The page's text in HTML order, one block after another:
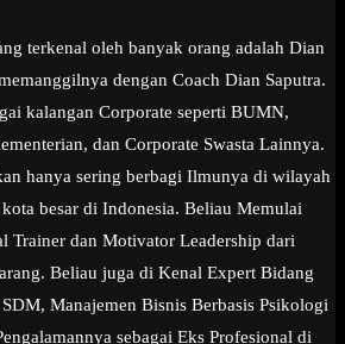
terkenal oleh banyak orang adalah Dian
dengan Coach Dian Saputra.
kalangan Corporate seperti BUMN,
dan Corporate Swasta Lainnya.
hanya sering berbagi Ilmunya di wilayah
besar di Indonesia. Beliau Memulai
Trainer dan Motivator Leadership dari
Beliau juga di Kenal Expert Bidang
Manajemen Bisnis Berbasis Psikologi
sebagai Eks Profesional di